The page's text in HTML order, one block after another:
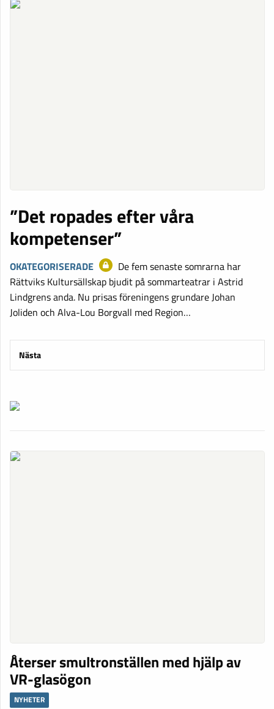
”Det ropades efter våra
kompetenser”
OKATEGORISERADE
De fem senaste somrarna har
Rättviks Kultursällskap bjudit på sommarteatrar i Astrid
Lindgrens anda. Nu prisas föreningens grundare Johan
Joliden och Alva-Lou Borgvall med Region…
Nästa
Återser smultronställen med hjälp av
VR-glasögon
NYHETER